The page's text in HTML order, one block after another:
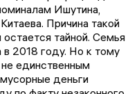
Ишутина,
Причина такой
тайной. Семья
в 2018 году. Но к тому
единственным
деньги